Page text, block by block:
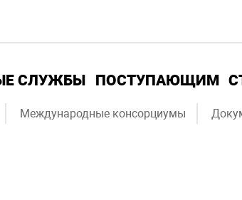
СЛУЖБЫ ПОСТУПАЮЩИМ
Международные консорциумы